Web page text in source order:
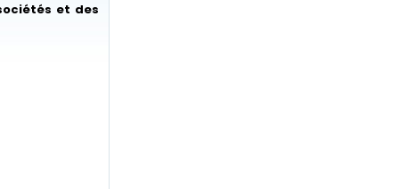
et des